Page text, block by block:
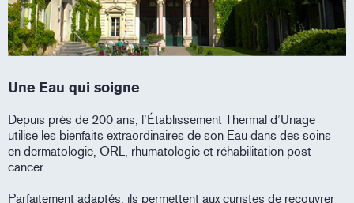
Une Eau qui soigne
Depuis près de 200 ans, l’Établissement Thermal d’Uriage
utilise les bienfaits extraordinaires de son Eau dans des soins
en dermatologie, ORL, rhumatologie et réhabilitation post-
cancer.
Parfaitement adaptés, ils permettent aux curistes de recouvrer